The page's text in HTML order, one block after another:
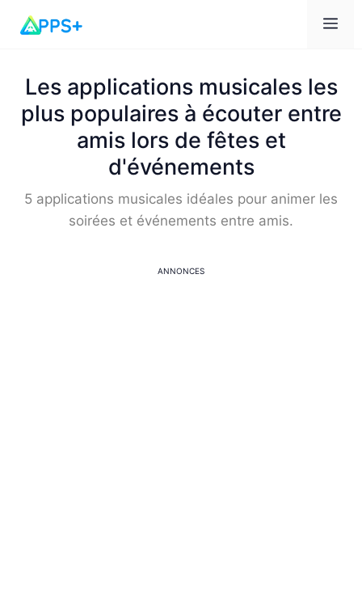
Les applications musicales les
plus populaires à écouter entre
amis lors de fêtes et
d'événements
5 applications musicales idéales pour animer les
soirées et événements entre amis.
ANNONCES